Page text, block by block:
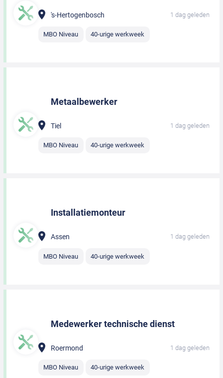
's-Hertogenbosch 1 dag geleden
MBO Niveau 40-urige werkweek
Metaalbewerker
Tiel 1 dag geleden
MBO Niveau 40-urige werkweek
Installatiemonteur
Assen 1 dag geleden
MBO Niveau 40-urige werkweek
Medewerker technische dienst
Roermond 1 dag geleden
MBO Niveau 40-urige werkweek